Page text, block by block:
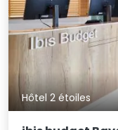
Hôtel 2 étoiles